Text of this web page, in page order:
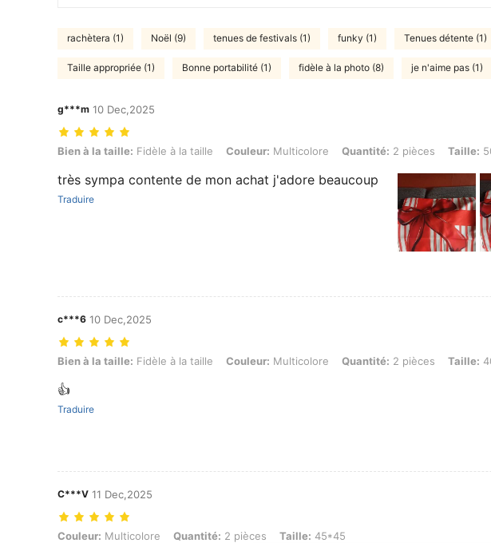
rachètera (1) Noël (9) tenues de festivals (1) funky (1) Tenues détente (1)
Taille appropriée (1) Bonne portabilité (1) fidèle à la photo (8) je n'aime pas (1)
g***m 10 Dec,2025
Bien à la taille: Fidèle à la taille, Couleur: Multicolore, Quantité: 2 pièces, Taille: 50*50
Bien à la taille: Fidèle à la taille Couleur: Multicolore Quantité: 2 pièces Taille:
très sympa contente de mon achat j'adore beaucoup
Traduire
c***6 10 Dec,2025
Bien à la taille: Fidèle à la taille, Couleur: Multicolore, Quantité: 2 pièces, Taille: 40*40
Bien à la taille: Fidèle à la taille Couleur: Multicolore Quantité: 2 pièces Taille:
👍
Traduire
C***V 11 Dec,2025
Couleur: Multicolore, Quantité: 2 pièces, Taille: 45*45
Couleur: Multicolore Quantité: 2 pièces Taille: 45*45